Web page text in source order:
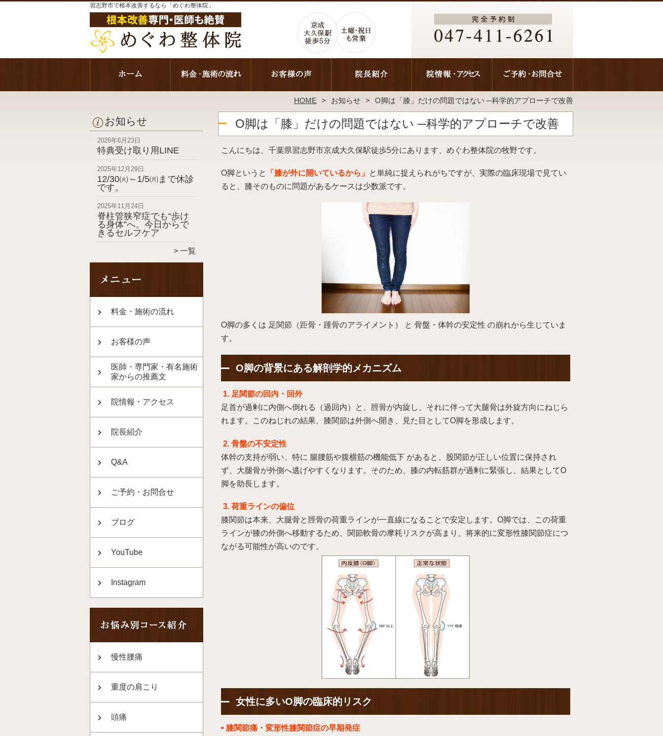
習志野市で根本改善するなら「めぐわ整体院」
HOME お知らせ O脚は「膝」だけの問題ではない ─科学的アプローチで改善
お知らせ
2026年6月23日
特典受け取り用LINE
2025年12月29日
12/30㈫～1/5㈪まで休診
です。
2025年11月24日
脊柱管狭窄症でも“歩け
る身体”へ。今日からで
きるセルフケア
一覧
料金・施術の流れ
お客様の声
医師・専門家・有名施術
家からの推薦文
院情報・アクセス
院長紹介
Q&A
ご予約・お問合せ
ブログ
YouTube
Instagram
慢性腰痛
重度の肩こり
頭痛
O脚は「膝」だけの問題ではない ─科学的アプローチで改善
こんにちは、千葉県習志野市京成大久保駅徒歩5分にあります、めぐわ整体院の牧野です。
O脚というと 「膝が外に開いているから」 と単純に捉えられがちですが、実際の臨床現場で見てい
ると、膝そのものに問題があるケースは少数派です。
O脚の多くは 足関節（距骨・踵骨のアライメント） と 骨盤・体幹の安定性 の崩れから生じていま
す。
O脚の背景にある解剖学的メカニズム
1. 足関節の回内・回外
足首が過剰に内側へ倒れる（過回内）と、脛骨が内旋し、それに伴って大腿骨は外旋方向にねじら
れます。このねじれの結果、膝関節は外側へ開き、見た目としてO脚を形成します。
2. 骨盤の不安定性
体幹の支持が弱い、特に 腸腰筋や腹横筋の機能低下 があると、股関節が正しい位置に保持され
ず、大腿骨が外側へ逃げやすくなります。そのため、膝の内転筋群が過剰に緊張し、結果としてO
脚を助長します。
3. 荷重ラインの偏位
膝関節は本来、大腿骨と脛骨の荷重ラインが一直線になることで安定します。O脚では、この荷重
ラインが膝の外側へ移動するため、関節軟骨の摩耗リスクが高まり、将来的に変形性膝関節症につ
ながる可能性が高いのです。
女性に多いO脚の臨床的リスク
• 膝関節痛・変形性膝関節症の早期発症